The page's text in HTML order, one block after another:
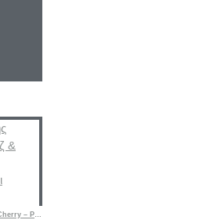
Μαρτυρικά Βάπτισης Κοριτσιού Cherry – Ροζ & Μπεζ Βραχιόλια με Δερμάτινο Κορδόνι και Μεταλλικό Σταυρό